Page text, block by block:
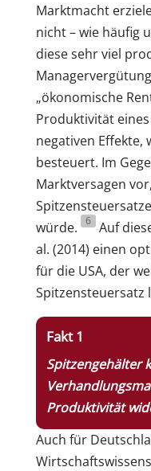
Marktmacht
nicht – wie häufig
diese sehr viel
„ökonomische
Produktivität
negativen Effekte,
besteuert. Im
Marktversagen
würde.
6 Auf
al. (2014) einen
für die USA, der
Spitzensteuersatz
Fakt 1
Spitzengehälter
Produktivität
Auch für